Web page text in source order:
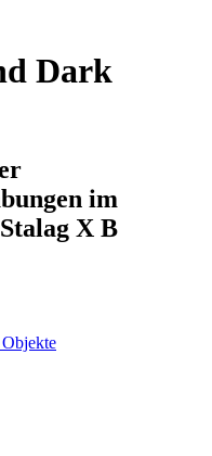
Dark
im
X B